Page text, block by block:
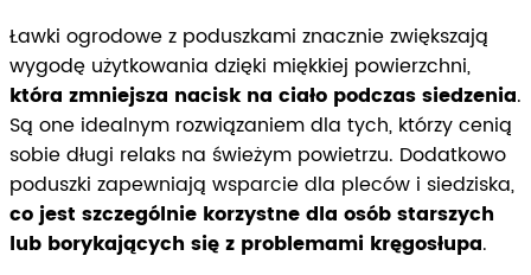
Ławki ogrodowe z poduszkami znacznie zwiększają
wygodę użytkowania dzięki miękkiej powierzchni,
która zmniejsza nacisk na ciało podczas siedzenia.
Są one idealnym rozwiązaniem dla tych, którzy cenią
sobie długi relaks na świeżym powietrzu. Dodatkowo
poduszki zapewniają wsparcie dla pleców i siedziska,
co jest szczególnie korzystne dla osób starszych
lub borykających się z problemami kręgosłupa.